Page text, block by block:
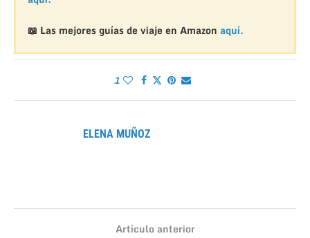
📖 Las mejores guías de viaje en Amazon aquí.
1
ELENA MUÑOZ
Artículo anterior